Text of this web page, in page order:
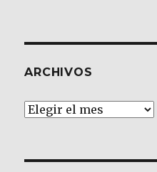
ARCHIVOS
Archivos